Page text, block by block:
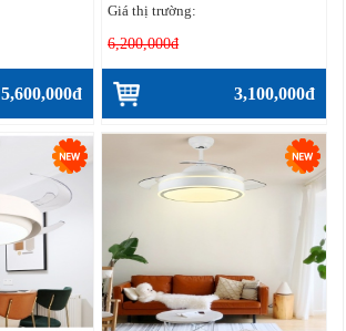
5,600,000đ
Giá thị trường:
6,200,000đ
3,100,000đ